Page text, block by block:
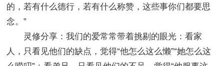
的，若有什么德行，若有什么称赞，这些事你们都要思
念。”
灵修分享：我们的爱常常带着挑剔的眼光：看家
人，只看见他们的缺点，觉得“他怎么这么懒”“她怎么这